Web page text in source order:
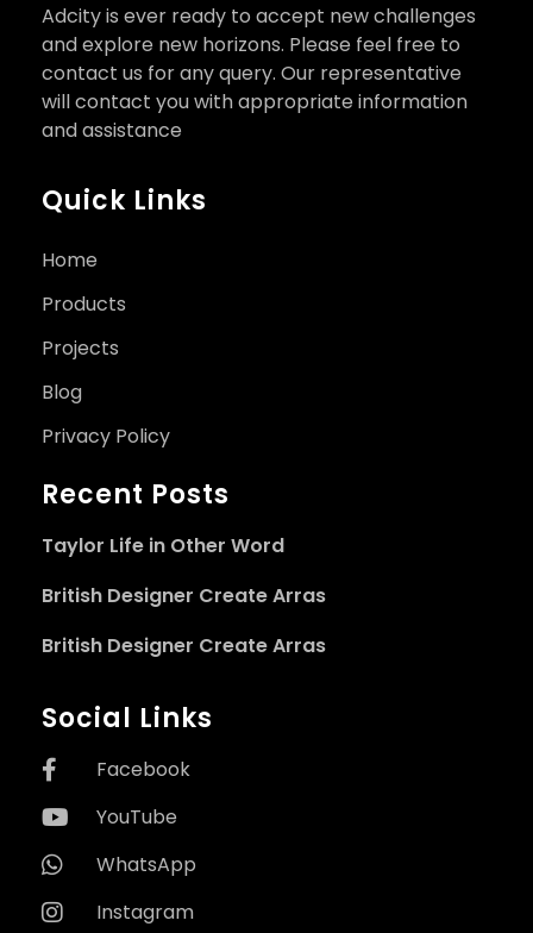
Adcity is ever ready to accept new challenges
and explore new horizons. Please feel free to
contact us for any query. Our representative
will contact you with appropriate information
and assistance
Quick Links
Home
Products
Projects
Blog
Privacy Policy
Recent Posts
Taylor Life in Other Word
British Designer Create Arras
British Designer Create Arras
Social Links
Facebook
YouTube
WhatsApp
Instagram